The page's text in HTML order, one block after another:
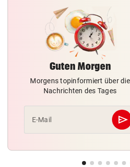
Guten Morgen
Morgens topinformiert über die
Nachrichten des Tages
E-Mail send